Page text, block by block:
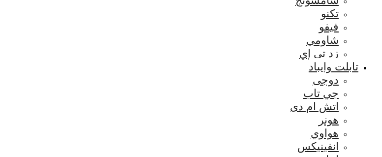
تكنو
فيفو
شاومي
زد تي إي
تابلت وايباد
دوجى
جي تاب
اتش ام دى
هونر
هواوي
انفينيكس